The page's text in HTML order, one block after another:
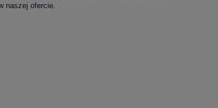
naszej ofercie.